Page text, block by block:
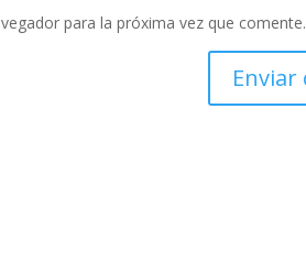
para la próxima vez que comente.